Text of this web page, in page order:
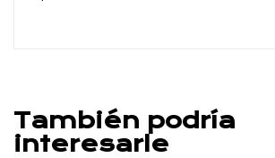
También podría
interesarle